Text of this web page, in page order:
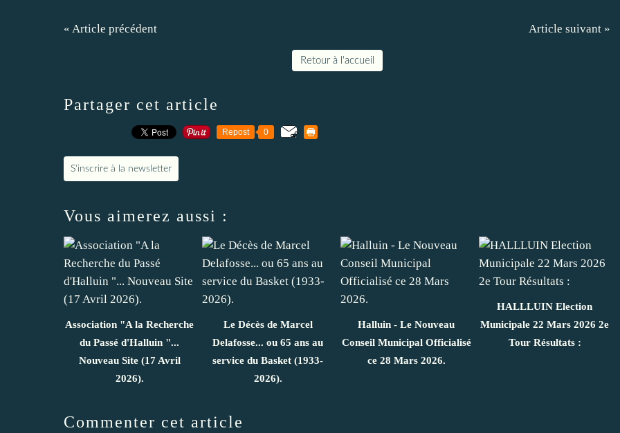
« Article précédent Article suivant »
Retour à l'accueil
Partager cet article
Repost 0
S'inscrire à la newsletter
Vous aimerez aussi :
Association "A la Recherche
du Passé d'Halluin "...
Nouveau Site (17 Avril
2026).
Le Décès de Marcel
Delafosse... ou 65 ans au
service du Basket (1933-
2026).
Halluin - Le Nouveau
Conseil Municipal Officialisé
ce 28 Mars 2026.
HALLLUIN Election
Municipale 22 Mars 2026 2e
Tour Résultats :
Commenter cet article